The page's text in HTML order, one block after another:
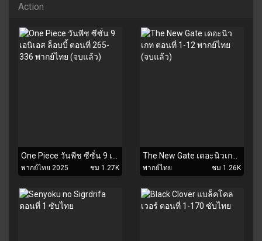
Action
พากย์ไทย 2025 ชม 1.27K พากย์ไทย ชม 1.26K